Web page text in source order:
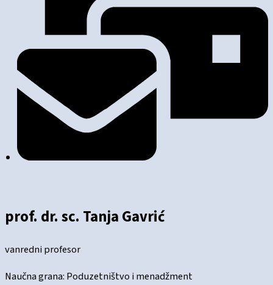
prof. dr. sc. Tanja Gavrić
vanredni profesor
Naučna grana: Poduzetništvo i menadžment